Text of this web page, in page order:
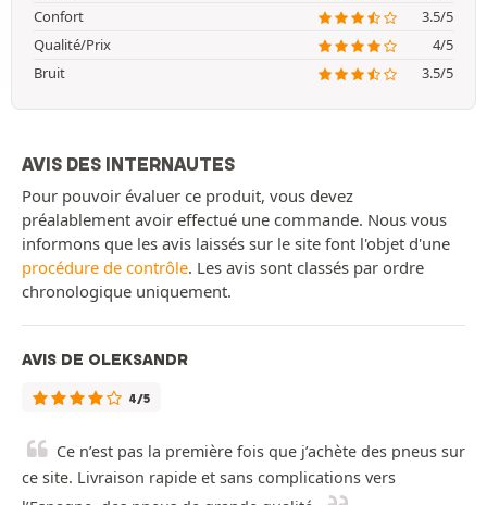
Confort
3.5/5
Qualité/Prix
4/5
Bruit
3.5/5
AVIS DES INTERNAUTES
Pour pouvoir évaluer ce produit, vous devez
préalablement avoir effectué une commande. Nous vous
informons que les avis laissés sur le site font l'objet d'une
procédure de contrôle. Les avis sont classés par ordre
chronologique uniquement.
AVIS DE OLEKSANDR
4/5
Ce n’est pas la première fois que j’achète des pneus sur
ce site. Livraison rapide et sans complications vers